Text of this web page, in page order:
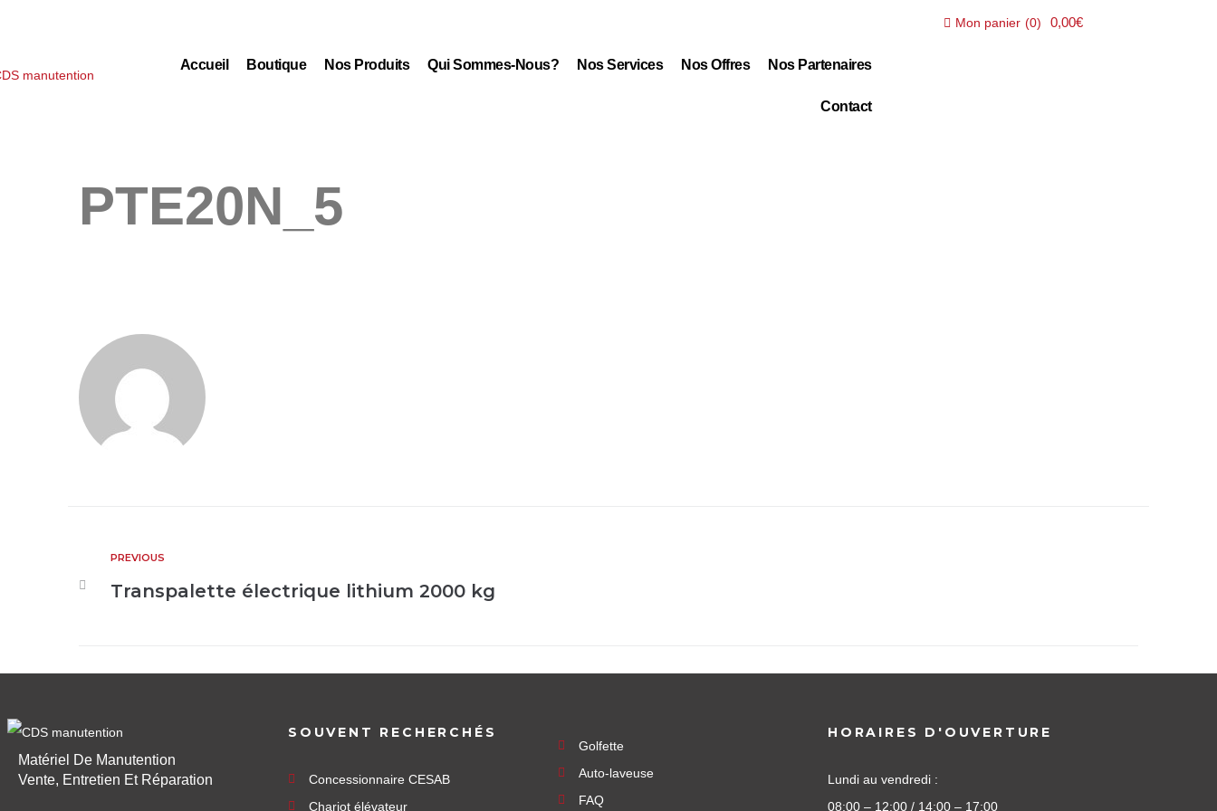
Accueil Boutique Nos Produits Qui Sommes-Nous? Nos Services Nos Offres Nos Partenaires
Contact
Mon panier (0) 0,00€
PTE20N_5
PREVIOUS
Transpalette électrique lithium 2000 kg
Matériel De Manutention
Vente, Entretien Et Réparation
SOUVENT RECHERCHÉS
Concessionnaire CESAB
Chariot élévateur
Golfette
Auto-laveuse
FAQ
HORAIRES D'OUVERTURE
Lundi au vendredi :
08:00 – 12:00 / 14:00 – 17:00